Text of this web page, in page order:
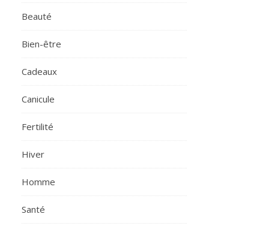
Beauté
Bien-être
Cadeaux
Canicule
Fertilité
Hiver
Homme
Santé